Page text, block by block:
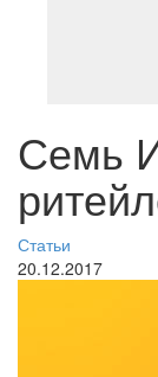
Семь
Статьи
20.12.2017